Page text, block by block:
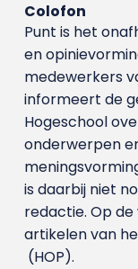
Colofon
Punt is het
en
medewerkers
informeert de
Hogeschool
onderwerpen
is daarbij niet
redactie. Op
artikelen van
(HOP).